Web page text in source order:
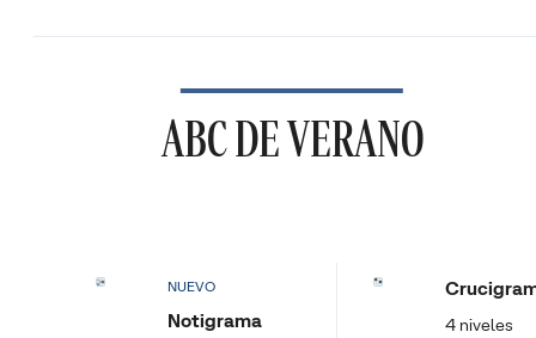
ABC DE VERANO
NUEVO
Notigrama 4 niveles